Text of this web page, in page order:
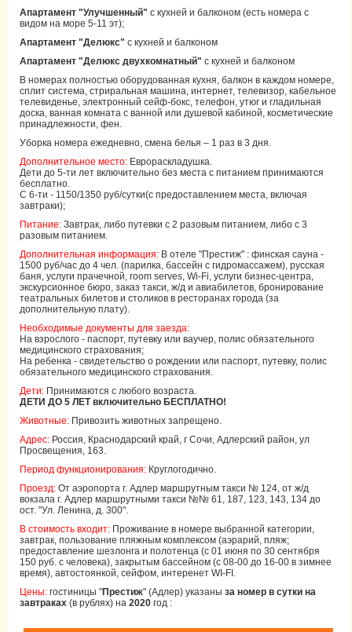
Апартамент "Улучшенный" с кухней и балконом (есть номера с
видом на море 5-11 эт);
Апартамент "Делюкс" с кухней и балконом
Апартамент "Делюкс двухкомнатный" с кухней и балконом
В номерах полностью оборудованная кухня, балкон в каждом номере,
сплит система, стриральная машина, интернет, телевизор, кабельное
телевиденье, электронный сейф-бокс, телефон, утюг и гладильная
доска, ванная комната с ванной или душевой кабиной, косметические
принадлежности, фен.
Уборка номера ежедневно, смена белья – 1 раз в 3 дня.
Дополнительное место: Еврораскладушка.
Дети до 5-ти лет включительно без места с питанием принимаются
бесплатно.
С 6-ти - 1150/1350 руб/сутки(с предоставлением места, включая
завтраки);
Питание: Завтрак, либо путевки с 2 разовым питанием, либо с 3
разовым питанием.
Дополнительная информация: В отеле "Престиж" : финская сауна -
1500 руб/час до 4 чел. (парилка, бассейн с гидромассажем), русская
баня, услуги прачечной, room serves, Wi-Fi, услуги бизнес-центра,
экскурсионное бюро, заказ такси, ж/д и авиабилетов, бронирование
театральных билетов и столиков в ресторанах города (за
дополнительную плату).
Необходимые документы для заезда:
На взрослого - паспорт, путевку или ваучер, полис обязательного
медицинского страхования;
На ребенка - свидетельство о рождении или паспорт, путевку, полис
обязательного медицинского страхования.
Дети: Принимаются с любого возраста.
ДЕТИ ДО 5 ЛЕТ включительно БЕСПЛАТНО!
Животные: Привозить животных запрещено.
Адрес: Россия, Краснодарский край, г Сочи, Адлерский район, ул
Просвещения, 163.
Период функционирования: Круглогодично.
Проезд: От аэропорта г. Адлер маршрутным такси № 124, от ж/д
вокзала г. Адлер маршрутными такси №№ 61, 187, 123, 143, 134 до
ост. "Ул. Ленина, д. 300".
В стоимость входит: Проживание в номере выбранной категории,
завтрак, пользование пляжным комплексом (аэрарий, пляж;
предоставление шезлонга и полотенца (с 01 июня по 30 сентября
150 руб. с человека), закрытым бассейном (с 08-00 до 16-00 в зимнее
время), автостоянкой, сейфом, интеренет WI-FI.
Цены: гостиницы "Престиж" (Адлер) указаны за номер в сутки на
завтраках (в рублях) на 2020 год :